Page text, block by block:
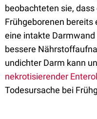
beobachteten sie,
Frühgeborenen bereits
eine intakte
bessere
undichter Darm kann
nekrotisierender
Todesursache bei